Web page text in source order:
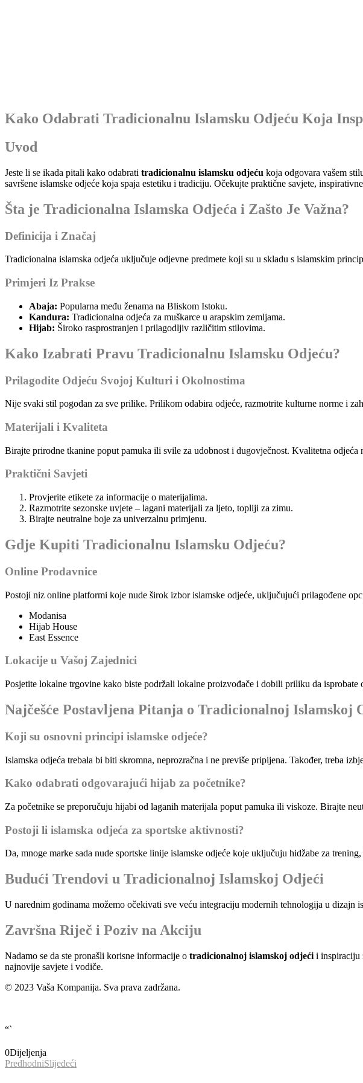
Kako Odabrati Tradicionalnu Islamsku Odjeću Koja
Uvod
Jeste li se ikada pitali kako odabrati tradicionalnu islamsku odjeću koja odgovara vašem
savršene islamske odjeće koja spaja estetiku i tradiciju. Očekujte praktične savjete,
Šta je Tradicionalna Islamska Odjeća i Zašto Je Važna?
Definicija i Značaj
Tradicionalna islamska odjeća uključuje odjevne predmete koji su u skladu s islamskim
Primjeri Iz Prakse
Abaja: Popularna među ženama na Bliskom Istoku.
Kandura: Tradicionalna odjeća za muškarce u arapskim zemljama.
Hijab: Široko rasprostranjen i prilagodljiv različitim stilovima.
Kako Izabrati Pravu Tradicionalnu Islamsku Odjeću?
Prilagodite Odjeću Svojoj Kulturi i Okolnostima
Nije svaki stil pogodan za sve prilike. Prilikom odabira odjeće, razmotrite kulturne norme i
Materijali i Kvaliteta
Birajte prirodne tkanine poput pamuka ili svile za udobnost i dugovječnost. Kvalitetna odjeća
Praktični Savjeti
Provjerite etikete za informacije o materijalima.
Razmotrite sezonske uvjete – lagani materijali za ljeto, topliji za zimu.
Birajte neutralne boje za univerzalnu primjenu.
Gdje Kupiti Tradicionalnu Islamsku Odjeću?
Online Prodavnice
Postoji niz online platformi koje nude širok izbor islamske odjeće, uključujući prilagođene
Modanisa
Hijab House
East Essence
Lokacije u Vašoj Zajednici
Posjetite lokalne trgovine kako biste podržali lokalne proizvođače i dobili priliku da isprobate
Najčešće Postavljena Pitanja o Tradicionalnoj Islamskoj
Koji su osnovni principi islamske odjeće?
Islamska odjeća trebala bi biti skromna, neprozračna i ne previše pripijena. Također, treba
Kako odabrati odgovarajući hijab za početnike?
Za početnike se preporučuju hijabi od laganih materijala poput pamuka ili viskoze. Birajte
Postoji li islamska odjeća za sportske aktivnosti?
Da, mnoge marke sada nude sportske linije islamske odjeće koje uključuju hidžabe za
Budući Trendovi u Tradicionalnoj Islamskoj Odjeći
U narednim godinama možemo očekivati sve veću integraciju modernih tehnologija u
Završna Riječ i Poziv na Akciju
Nadamo se da ste pronašli korisne informacije o tradicionalnoj islamskoj odjeći i inspiraciju
najnovije savjete i vodiče.
© 2023 Vaša Kompanija. Sva prava zadržana.
“`
0Dijeljenja
PredhodniSlijedeći